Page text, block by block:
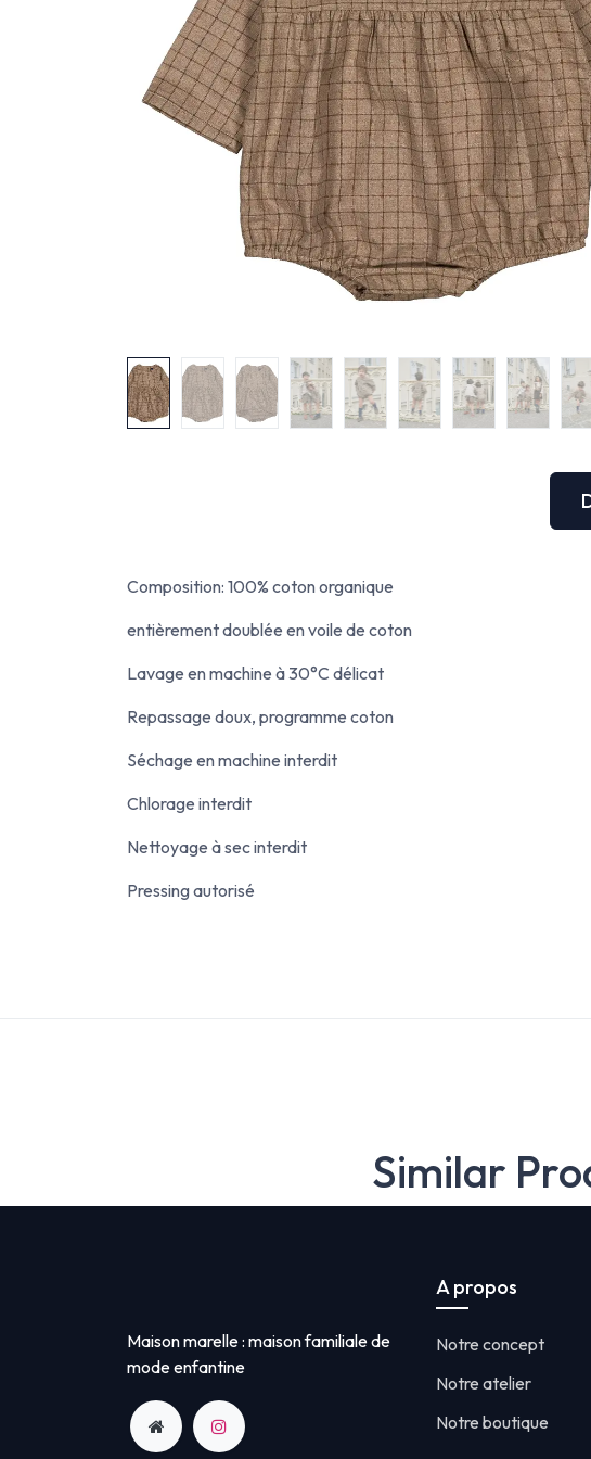
Composition: 100% coton organique
entièrement doublée en voile de coton
Lavage en machine à 30°C délicat
Repassage doux, programme coton
Séchage en machine interdit
Chlorage interdit
Nettoyage à sec interdit
Pressing autorisé
Similar
Maison marelle : maison familiale de
mode enfantine
A propos
Notre concept
Notre atelier
Notre boutique